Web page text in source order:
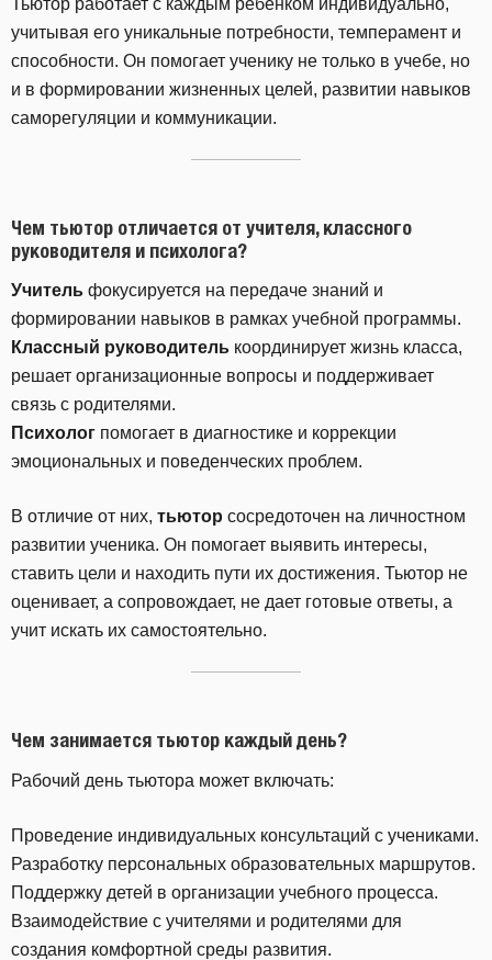
учитывая его уникальные потребности, темперамент и
способности. Он помогает ученику не только в учебе, но
и в формировании жизненных целей, развитии навыков
саморегуляции и коммуникации.
Чем тьютор отличается от учителя, классного
руководителя и психолога?
Учитель фокусируется на передаче знаний и
формировании навыков в рамках учебной программы.
Классный руководитель координирует жизнь класса,
решает организационные вопросы и поддерживает
связь с родителями.
Психолог помогает в диагностике и коррекции
эмоциональных и поведенческих проблем.
В отличие от них, тьютор сосредоточен на личностном
развитии ученика. Он помогает выявить интересы,
ставить цели и находить пути их достижения. Тьютор не
оценивает, а сопровождает, не дает готовые ответы, а
учит искать их самостоятельно.
Чем занимается тьютор каждый день?
Рабочий день тьютора может включать:
Проведение индивидуальных консультаций с учениками.
Разработку персональных образовательных маршрутов.
Поддержку детей в организации учебного процесса.
Взаимодействие с учителями и родителями для
создания комфортной среды развития.